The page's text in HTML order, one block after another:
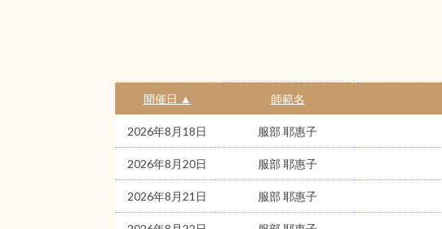
開催日 ▲ 師範名
2026年8月18日 服部 耶惠子
2026年8月20日 服部 耶惠子
2026年8月21日 服部 耶惠子